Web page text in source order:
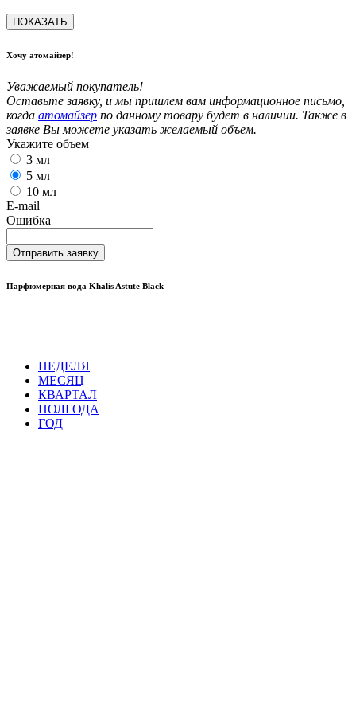
ПОКАЗАТЬ
Хочу атомайзер!
Уважаемый покупатель!
Оставьте заявку, и мы пришлем вам информационное письмо,
когда атомайзер по данному товару будет в наличии. Также в
заявке Вы можете указать желаемый объем.
Укажите объем
3 мл
5 мл
10 мл
E-mail
Ошибка
Отправить заявку
Парфюмерная вода Khalis Astute Black
НЕДЕЛЯ
МЕСЯЦ
КВАРТАЛ
ПОЛГОДА
ГОД